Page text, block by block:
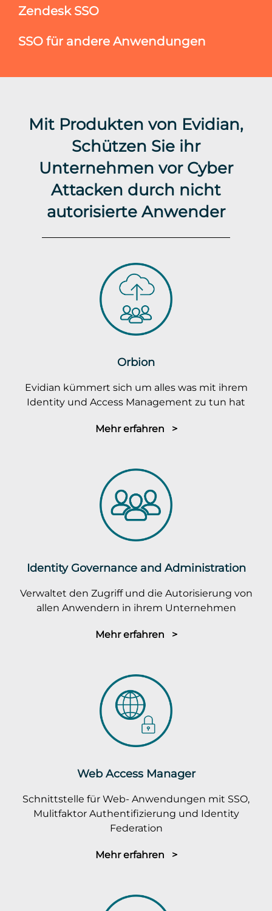
Zendesk SSO
SSO für andere Anwendungen
Mit Produkten von Evidian,
Schützen Sie ihr
Unternehmen vor Cyber
Attacken durch nicht
autorisierte Anwender
Orbion
Evidian kümmert sich um alles was mit ihrem
Identity und Access Management zu tun hat
Mehr erfahren >
Identity Governance and Administration
Verwaltet den Zugriff und die Autorisierung von
allen Anwendern in ihrem Unternehmen
Mehr erfahren >
Web Access Manager
Schnittstelle für Web- Anwendungen mit SSO,
Mulitfaktor Authentifizierung und Identity
Federation
Mehr erfahren >